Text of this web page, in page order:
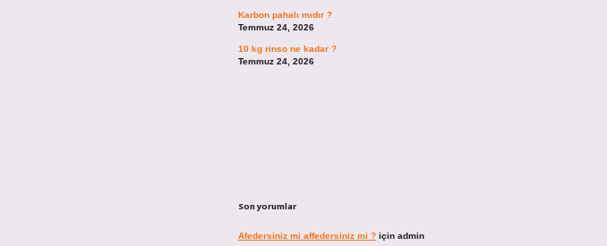
Karbon pahalı mıdır ?
Temmuz 24, 2026
10 kg rinso ne kadar ?
Temmuz 24, 2026
Son yorumlar
Afedersiniz mi affedersiniz mi ?için admin